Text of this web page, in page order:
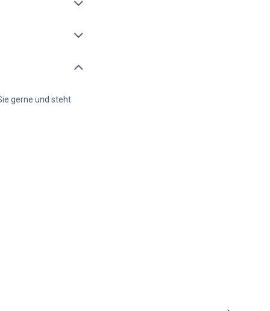
gerne und steht